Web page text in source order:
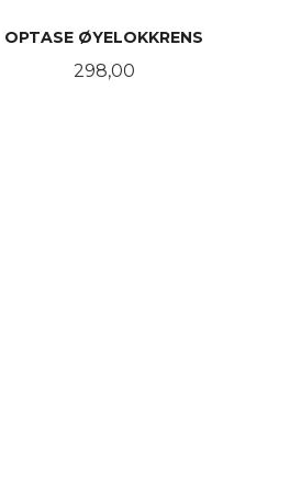
OPTASE ØYELOKKRENS
Pris
298,00